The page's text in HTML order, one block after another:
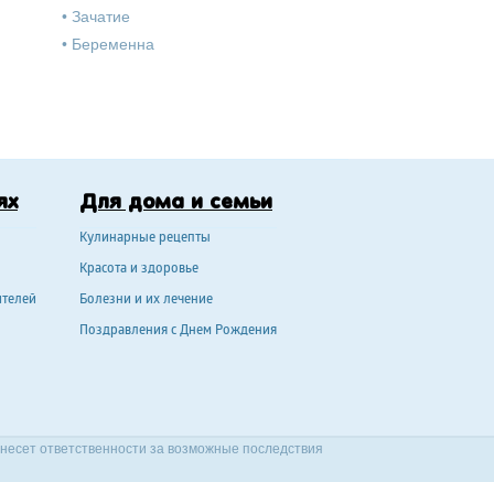
• Зачатие
• Беременна
Для дома и семьи
Кулинарные рецепты
Красота и здоровье
Болезни и их лечение
Поздравления с Днем Рождения
ответственности за возможные последствия